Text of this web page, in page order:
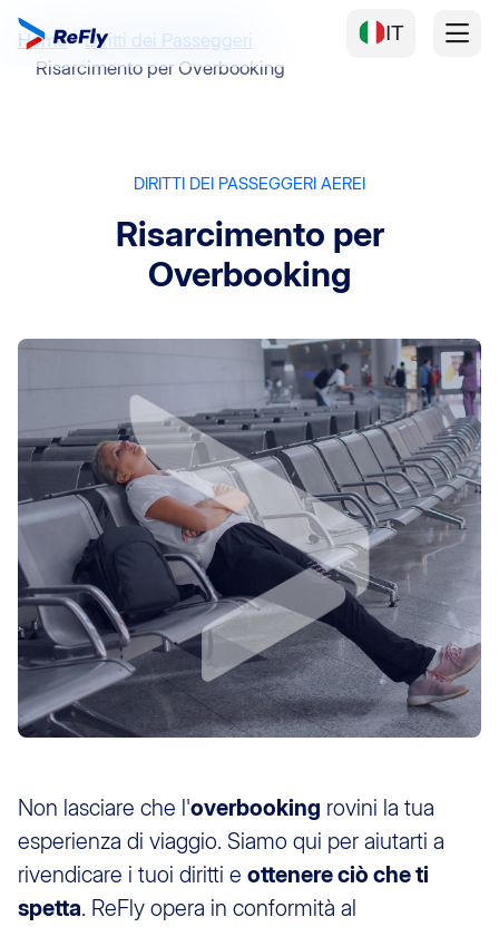
IT
Home
Diritti dei Passeggeri
Risarcimento per Overbooking
DIRITTI DEI PASSEGGERI AEREI
Risarcimento per
Overbooking
Non lasciare che l'overbooking rovini la tua
esperienza di viaggio. Siamo qui per aiutarti a
rivendicare i tuoi diritti e ottenere ciò che ti
spetta. ReFly opera in conformità al